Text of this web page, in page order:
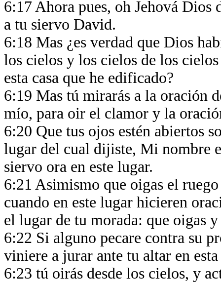
6:17 Ahora pues, oh Jehová Dios
a tu siervo David.
6:18 Mas ¿es verdad que Dios
los cielos y los cielos de los
esta casa que he edificado?
6:19 Mas tú mirarás a la oración
mío, para oir el clamor y la
6:20 Que tus ojos estén abiertos
lugar del cual dijiste, Mi nombre
siervo ora en este lugar.
6:21 Asimismo que oigas el
cuando en este lugar hicieren
el lugar de tu morada: que oigas
6:22 Si alguno pecare contra su
viniere a jurar ante tu altar en
6:23 tú oirás desde los cielos, y